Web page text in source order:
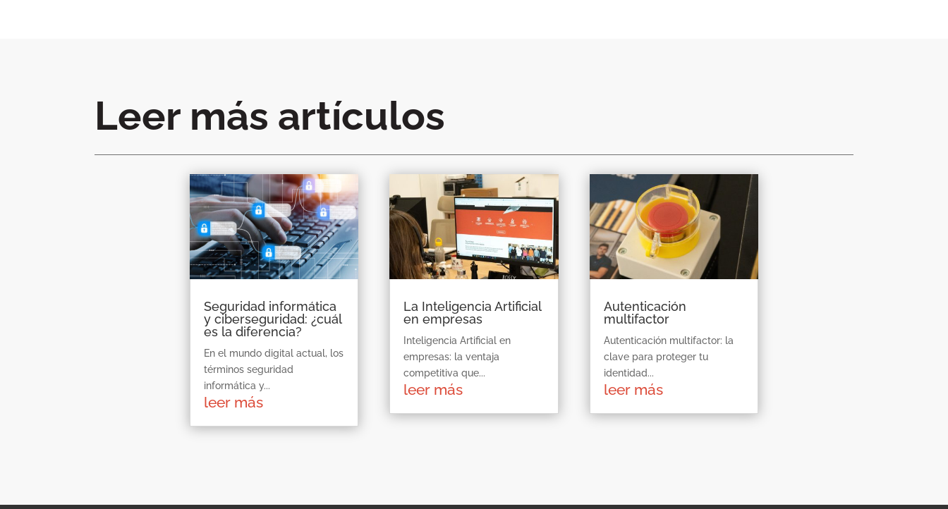
Leer más artículos
Seguridad informática
y ciberseguridad: ¿cuál
es la diferencia?
En el mundo digital actual, los
términos seguridad
informática y...
leer más
La Inteligencia Artificial
en empresas
Inteligencia Artificial en
empresas: la ventaja
competitiva que...
leer más
Autenticación
multifactor
Autenticación multifactor: la
clave para proteger tu
identidad...
leer más